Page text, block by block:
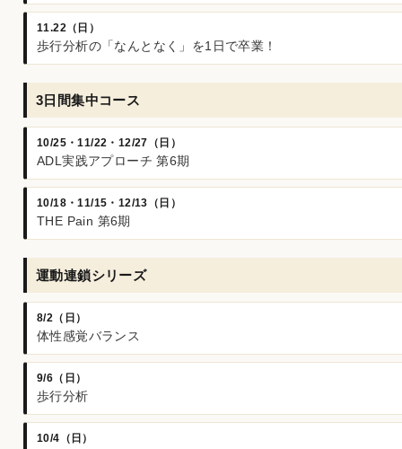
11.22（日）
歩行分析の「なんとなく」を1日で卒業！
3日間集中コース
10/25・11/22・12/27（日）
ADL実践アプローチ 第6期
10/18・11/15・12/13（日）
THE Pain 第6期
運動連鎖シリーズ
8/2（日）
体性感覚バランス
9/6（日）
歩行分析
10/4（日）